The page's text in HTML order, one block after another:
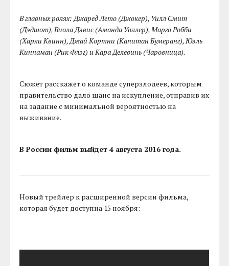
В главных ролях: Джаред Лето (Джокер), Уилл Смит
(Дэдшот), Виола Дэвис (Аманда Уоллер), Марго Робби
(Харли Квинн), Джай Кортни (Капитан Бумеранг), Юэль
Киннаман (Рик Флэг) и Кара Делевинь (Чаровница).
Сюжет расскажет о команде суперзлодеев, которым
правительство дало шанс на искупление, отправив их
на задание с минимальной вероятностью на
выживание.
В России фильм выйдет 4 августа 2016 года.
Новый трейлер к расширенной версии фильма,
которая будет доступна 15 ноября: